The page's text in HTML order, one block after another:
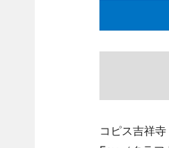
コピス吉祥